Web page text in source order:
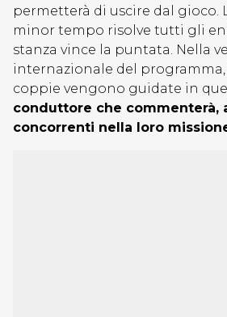
permetterà di uscire dal gioco.
minor tempo risolve tutti gli
stanza vince la puntata. Nella
internazionale del
coppie vengono guidate in
conduttore che commenterà,
concorrenti nella loro